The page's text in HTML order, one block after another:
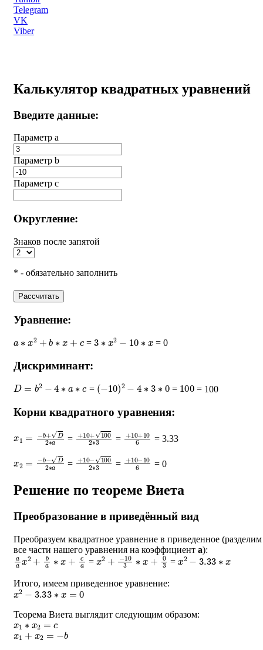
Telegram
VK
Viber
Калькулятор квадратных уравнений
Введите данные:
Параметр a
Параметр b
Параметр с
Округление:
Знаков после запятой
* - обязательно заполнить
Рассчитать
Уравнение:
2 b ∗ = 3 2 10 ∗ = 0
Дискриминант:
D= 2− a = (− 10)2 ∗ ∗ = 100= 100
Корни квадратного уравнения:
+ D2∗ = + 10+100 3
= + 10+10 = 3.33
b−D2∗ = +10−100 ∗3
= +10−10 = 0
Решение по теореме Виета
Преобразование в приведённый вид
Преобразуем квадратное уравнение в приведенное (разделим
все части нашего уравнения на коэффициент a):
aax2+ba∗x+ca = x2+−103∗x+03 =x2− 3.33∗
Итого, имеем приведенное уравнение:
x2−3.33∗x=0
Теорема Виета выглядит следующим образом:
x1∗x2= c
x1 + x2 =− b